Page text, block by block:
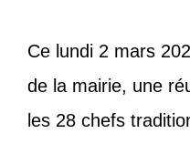
Ce lundi 2 mars
de la mairie, une
les 28 chefs